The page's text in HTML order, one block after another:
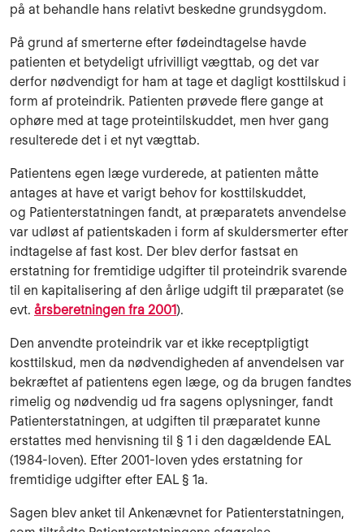
på at behandle hans relativt beskedne grundsygdom.
På grund af smerterne efter fødeindtagelse havde
patienten et betydeligt ufrivilligt vægttab, og det var
derfor nødvendigt for ham at tage et dagligt kosttilskud i
form af proteindrik. Patienten prøvede flere gange at
ophøre med at tage proteintilskuddet, men hver gang
resulterede det i et nyt vægttab.
Patientens egen læge vurderede, at patienten måtte
antages at have et varigt behov for kosttilskuddet,
og Patienterstatningen fandt, at præparatets anvendelse
var udløst af patientskaden i form af skuldersmerter efter
indtagelse af fast kost. Der blev derfor fastsat en
erstatning for fremtidige udgifter til proteindrik svarende
til en kapitalisering af den årlige udgift til præparatet (se
evt. årsberetningen fra 2001).
Den anvendte proteindrik var et ikke receptpligtigt
kosttilskud, men da nødvendigheden af anvendelsen var
bekræftet af patientens egen læge, og da brugen fandtes
rimelig og nødvendig ud fra sagens oplysninger, fandt
Patienterstatningen, at udgiften til præparatet kunne
erstattes med henvisning til § 1 i den dagældende EAL
(1984-loven). Efter 2001-loven ydes erstatning for
fremtidige udgifter efter EAL § 1a.
Sagen blev anket til Ankenævnet for Patienterstatningen,